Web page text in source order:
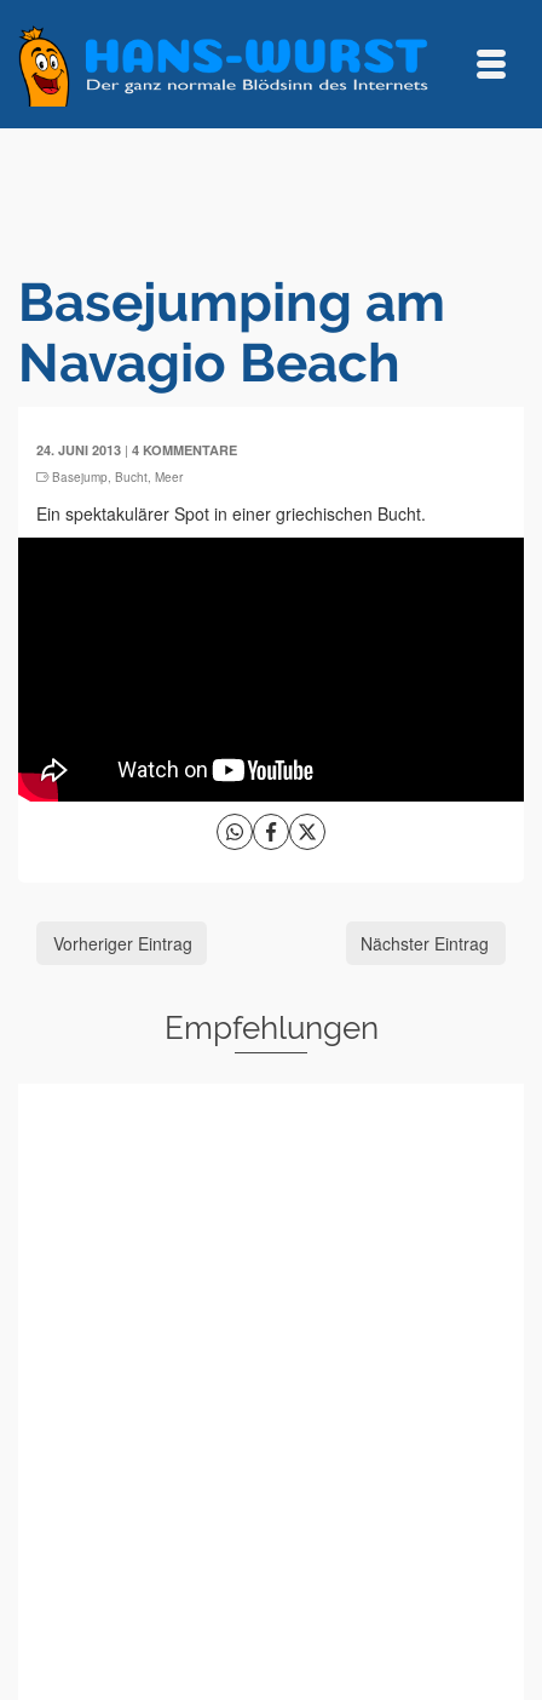
Basejumping am
Navagio Beach
24. JUNI 2013 | 4 KOMMENTARE
Basejump, Bucht, Meer
Ein spektakulärer Spot in einer griechischen Bucht.
Vorheriger Eintrag Nächster Eintrag
Empfehlungen